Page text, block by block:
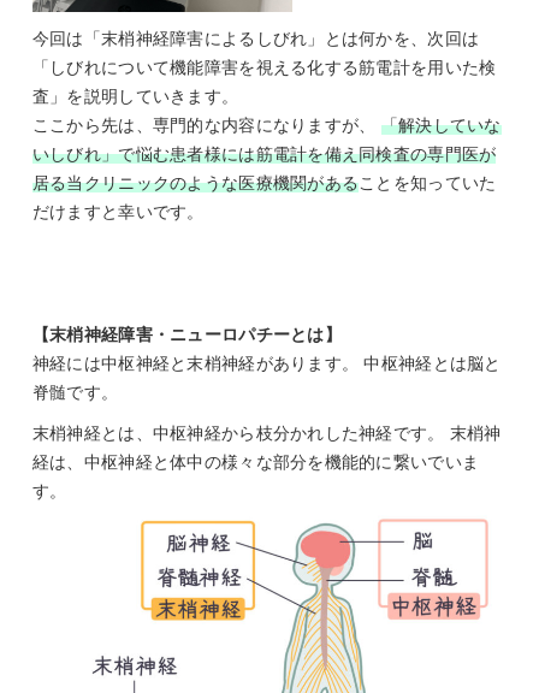
今回は「末梢神経障害によるしびれ」とは何かを、次回は
「しびれについて機能障害を視える化する筋電計を用いた検
査」を説明していきます。
ここから先は、専門的な内容になりますが、 「解決していな
いしびれ」で悩む患者様には筋電計を備え同検査の専門医が
居る当クリニックのような医療機関があることを知っていた
だけますと幸いです。
【末梢神経障害・ニューロパチーとは】
神経には中枢神経と末梢神経があります。 中枢神経とは脳と
脊髄です。
末梢神経とは、中枢神経から枝分かれした神経です。 末梢神
経は、中枢神経と体中の様々な部分を機能的に繋いでいま
す。